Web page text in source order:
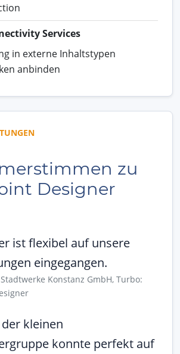
Services
in externe Inhaltstypen
anbinden
zu
Designer
ist flexibel auf unsere
eingegangen.
Konstanz GmbH, Turbo:
kleinen
konnte perfekt auf